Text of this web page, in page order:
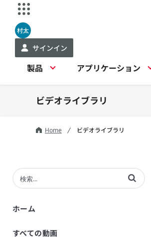
村太
サインイン
製品 アプリケーション
ビデオライブラリ
Home ビデオライブラリ
動画の検索語句を入力
ホーム
すべての動画